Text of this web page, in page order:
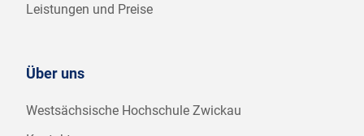
Leistungen und Preise
Über uns
Westsächsische Hochschule Zwickau